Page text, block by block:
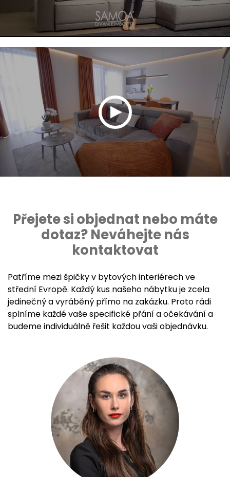
Přejete si objednat nebo máte
dotaz? Neváhejte nás
kontaktovat
Patříme mezi špičky v bytových interiérech ve
střední Evropě. Každý kus našeho nábytku je zcela
jedinečný a vyráběný přímo na zakázku. Proto rádi
splníme každé vaše specifické přání a očekávání a
budeme individuálně řešit každou vaši objednávku.